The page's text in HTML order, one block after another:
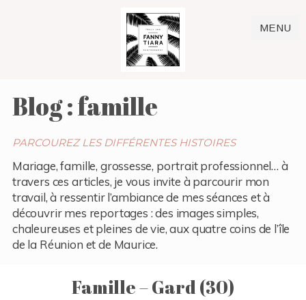
MENU
Blog : famille
PARCOUREZ LES DIFFÉRENTES HISTOIRES
Mariage, famille, grossesse, portrait professionnel… à
travers ces articles, je vous invite à parcourir mon
travail, à ressentir l’ambiance de mes séances et à
découvrir mes reportages : des images simples,
chaleureuses et pleines de vie, aux quatre coins de l’île
de la Réunion et de Maurice.
Famille – Gard (30)